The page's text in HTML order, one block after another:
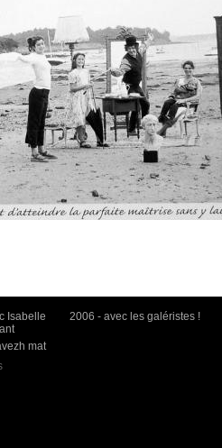
Isabelle
2006 - avec les galéristes !
mat